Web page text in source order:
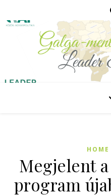
Megjelent
program